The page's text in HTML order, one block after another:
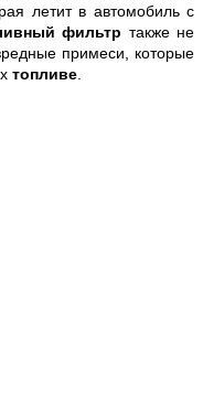
летит в автомобиль с
фильтр также не
примеси, которые
топливе